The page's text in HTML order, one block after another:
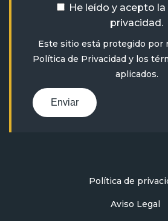
He leído y acepto la
privacidad.
Este sitio está protegido por
Política de Privacidad y los
aplicados.
Enviar
Política de
Aviso Legal